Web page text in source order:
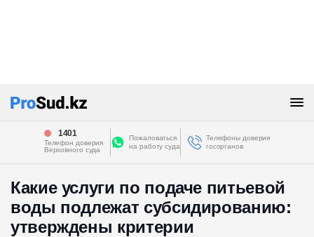
1401
Телефон доверия
Верховного суда
Пожаловаться
на работу суда
Телефоны доверия
госорганов
Какие услуги по подаче питьевой
воды подлежат субсидированию:
утверждены критерии